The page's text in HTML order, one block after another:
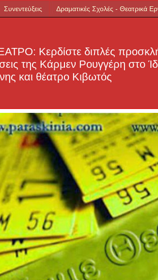
Συνεντεύξεις Δραματικές Σχολές - Θεατρικά
Κερδίστε διπλές
της Κάρμεν Ρουγγέρη στο
και θέατρο Κιβωτός